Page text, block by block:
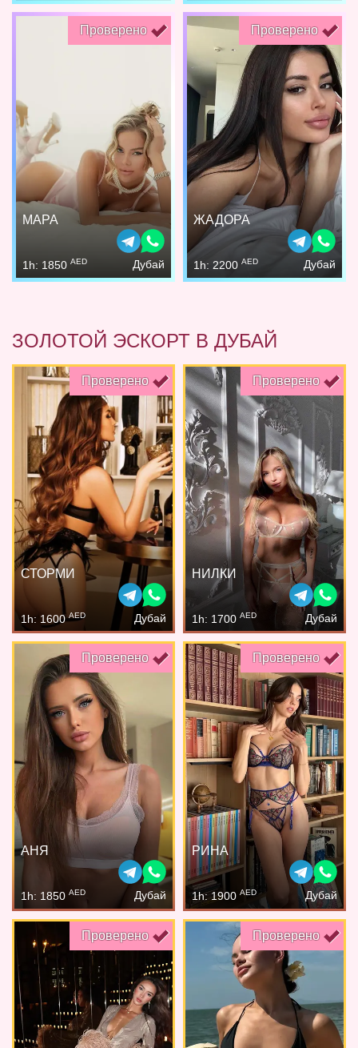
Проверено
МАРА
1h: 1850 AED Дубай
Проверено
ЖАДОРА
1h: 2200 AED Дубай
ЗОЛОТОЙ ЭСКОРТ В ДУБАЙ
Проверено
СТОРМИ
1h: 1600AED Дубай
Проверено
НИЛКИ
1h: 1700 AED Дубай
Проверено
АНЯ
1h: 1850 AED Дубай
Проверено
РИНА
1h: 1900 AED Дубай
Проверено Проверено